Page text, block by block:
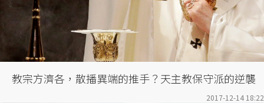
教宗方濟各，散播異端的推手？天主教保守派的逆襲
2017-12-14 18:22